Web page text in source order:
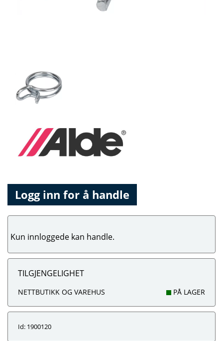
Logg inn for å handle
Kun innloggede kan handle.
TILGJENGELIGHET
NETTBUTIKK OG VAREHUS PÅ LAGER
Id: 1900120